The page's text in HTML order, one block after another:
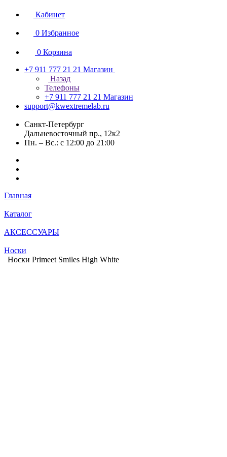
Кабинет
0 Избранное
0 Корзина
+7 911 777 21 21 Магазин
Назад
Телефоны
+7 911 777 21 21 Магазин
support@kwextremelab.ru
Санкт-Петербург
Дальневосточный пр., 12к2
Пн. – Вс.: с 12:00 до 21:00
Главная
Каталог
АКСЕССУАРЫ
Носки
Носки Primeet Smiles High White